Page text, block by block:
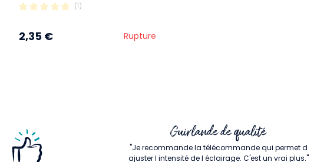
(1)
2,35 € Rupture
Guirlande de qualité
"Je recommande la télécommande qui permet d
ajuster l intensité de l éclairage. C'est un vrai plus."